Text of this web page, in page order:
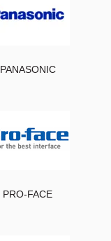
PANASONIC
PRO-FACE